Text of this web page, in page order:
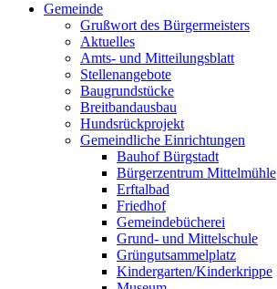
Gemeinde
Grußwort des Bürgermeisters
Aktuelles
Amts- und Mitteilungsblatt
Stellenangebote
Baugrundstücke
Breitbandausbau
Hundsrückprojekt
Gemeindliche Einrichtungen
Bauhof Bürgstadt
Bürgerzentrum Mittelmühle
Erftalbad
Friedhof
Gemeindebücherei
Grund- und Mittelschule
Grüngutsammelplatz
Kindergarten/Kinderkrippe